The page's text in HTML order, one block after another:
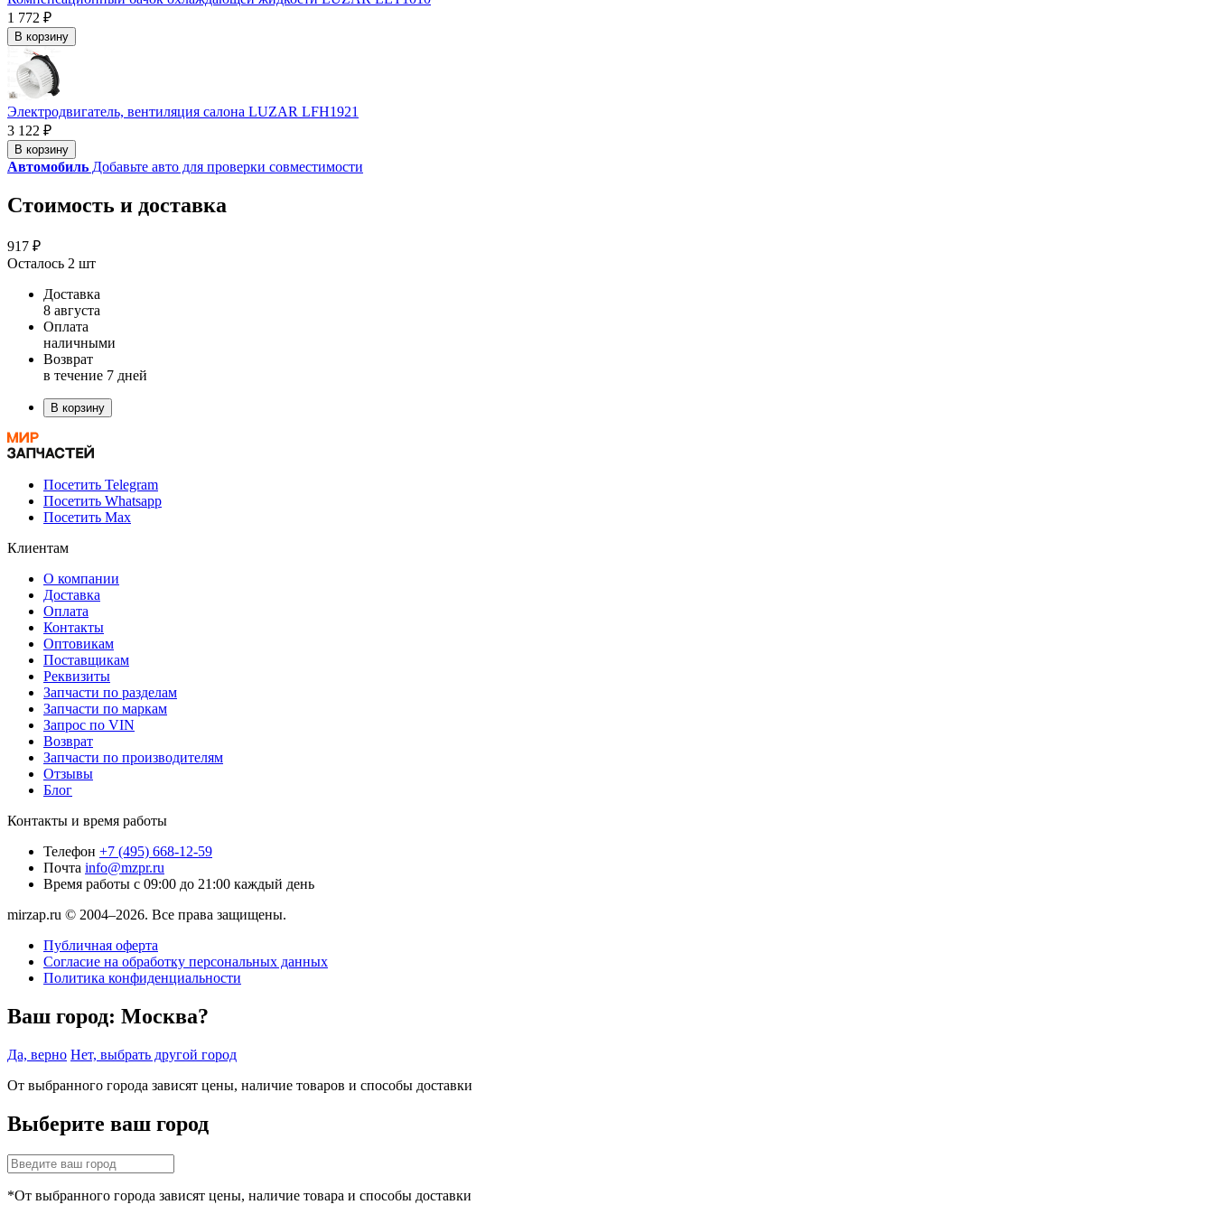
1 772 ₽
В корзину
Электродвигатель, вентиляция салона LUZAR LFH1921
3 122 ₽
В корзину
Автомобиль Добавьте авто для проверки совместимости
Стоимость и доставка
917 ₽
Осталось 2 шт
Доставка
8 августа
Оплата
наличными
Возврат
в течение 7 дней
В корзину
Посетить Telegram
Посетить Whatsapp
Посетить Max
Клиентам
О компании
Доставка
Оплата
Контакты
Оптовикам
Поставщикам
Реквизиты
Запчасти по разделам
Запчасти по маркам
Запрос по VIN
Возврат
Запчасти по производителям
Отзывы
Блог
Контакты и время работы
Телефон +7 (495) 668-12-59
Почта info@mzpr.ru
Время работы с 09:00 до 21:00 каждый день
mirzap.ru © 2004–2026. Все права защищены.
Публичная оферта
Согласие на обработку персональных данных
Политика конфиденциальности
Ваш город: Москва?
Да, верно Нет, выбрать другой город
От выбранного города зависят цены, наличие товаров и способы доставки
Выберите ваш город
*От выбранного города зависят цены, наличие товара и способы доставки